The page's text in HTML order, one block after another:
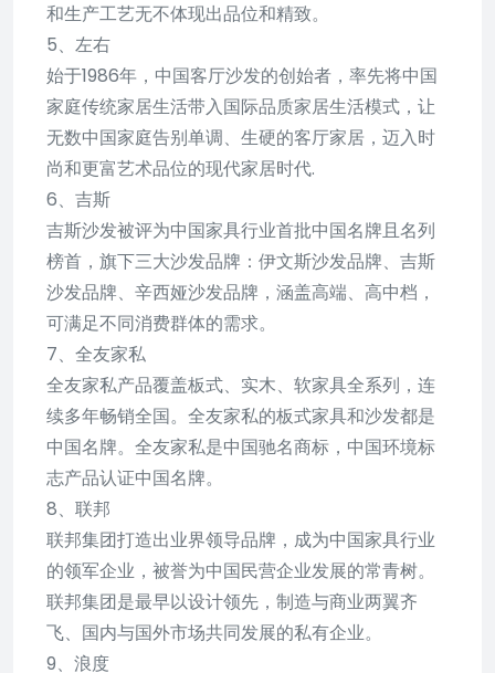
和生产工艺无不体现出品位和精致。
5、左右
始于1986年，中国客厅沙发的创始者，率先将中国
家庭传统家居生活带入国际品质家居生活模式，让
无数中国家庭告别单调、生硬的客厅家居，迈入时
尚和更富艺术品位的现代家居时代.
6、吉斯
吉斯沙发被评为中国家具行业首批中国名牌且名列
榜首，旗下三大沙发品牌：伊文斯沙发品牌、吉斯
沙发品牌、辛西娅沙发品牌，涵盖高端、高中档，
可满足不同消费群体的需求。
7、全友家私
全友家私产品覆盖板式、实木、软家具全系列，连
续多年畅销全国。全友家私的板式家具和沙发都是
中国名牌。全友家私是中国驰名商标，中国环境标
志产品认证中国名牌。
8、联邦
联邦集团打造出业界领导品牌，成为中国家具行业
的领军企业，被誉为中国民营企业发展的常青树。
联邦集团是最早以设计领先，制造与商业两翼齐
飞、国内与国外市场共同发展的私有企业。
9、浪度